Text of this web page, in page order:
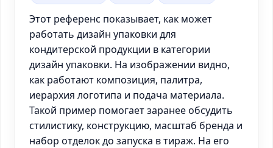
Этот референс показывает, как может
работать дизайн упаковки для
кондитерской продукции в категории
дизайн упаковки. На изображении видно,
как работают композиция, палитра,
иерархия логотипа и подача материала.
Такой пример помогает заранее обсудить
стилистику, конструкцию, масштаб бренда и
набор отделок до запуска в тираж. На его